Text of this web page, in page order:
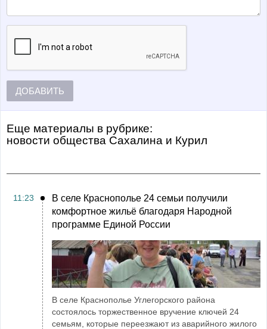
ДОБАВИТЬ
Еще материалы в рубрике:
Новости общества Сахалина и Курил
11:23
В селе Краснополье 24 семьи получили
комфортное жильё благодаря Народной
программе Единой России
В селе Краснополье Углегорского района
состоялось торжественное вручение ключей 24
семьям, которые переезжают из аварийного жилого